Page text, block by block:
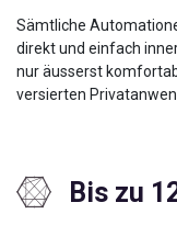
Sämtliche
direkt und einfach
nur äusserst
versierten
Bis zu